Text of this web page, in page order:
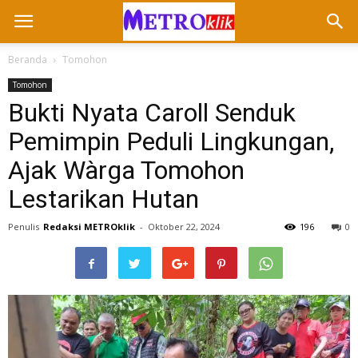
Beranda Tomohon
Tomohon
Bukti Nyata Caroll Senduk
Pemimpin Peduli Lingkungan,
Ajak Wàrga Tomohon
Lestarikan Hutan
Penulis Redaksi METROklik - Oktober 22, 2024 0
196